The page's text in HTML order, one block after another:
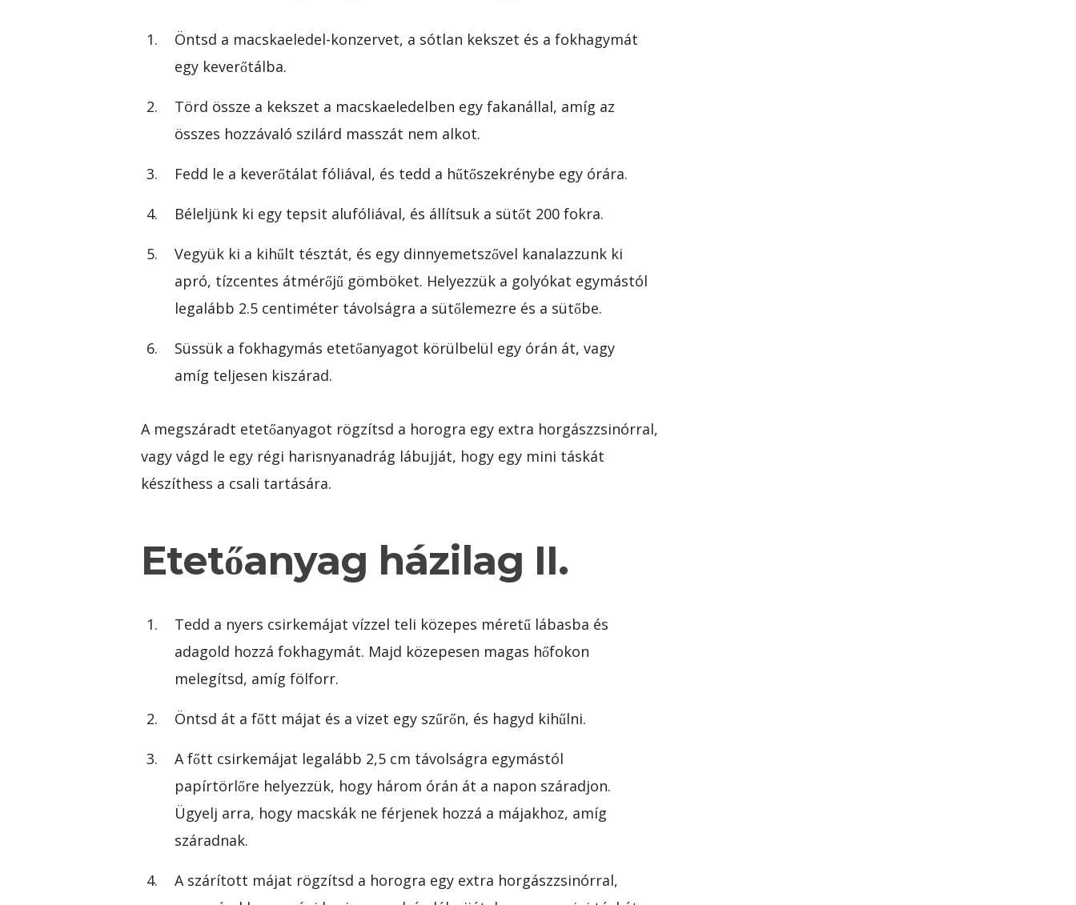
Öntsd a macskaeledel-konzervet, a sótlan kekszet és a fokhagymát
egy keverőtálba.
Törd össze a kekszet a macskaeledelben egy fakanállal, amíg az
összes hozzávaló szilárd masszát nem alkot.
Fedd le a keverőtálat fóliával, és tedd a hűtőszekrénybe egy órára.
Béleljünk ki egy tepsit alufóliával, és állítsuk a sütőt 200 fokra.
Vegyük ki a kihűlt tésztát, és egy dinnyemetszővel kanalazzunk ki
apró, tízcentes átmérőjű gömböket. Helyezzük a golyókat egymástól
legalább 2.5 centiméter távolságra a sütőlemezre és a sütőbe.
Süssük a fokhagymás etetőanyagot körülbelül egy órán át, vagy
amíg teljesen kiszárad.
A megszáradt etetőanyagot rögzítsd a horogra egy extra horgászzsinórral,
vagy vágd le egy régi harisnyanadrág lábujját, hogy egy mini táskát
készíthess a csali tartására.
Etetőanyag házilag II.
Tedd a nyers csirkemájat vízzel teli közepes méretű lábasba és
adagold hozzá fokhagymát. Majd közepesen magas hőfokon
melegítsd, amíg fölforr.
Öntsd át a főtt májat és a vizet egy szűrőn, és hagyd kihűlni.
A főtt csirkemájat legalább 2,5 cm távolságra egymástól
papírtörlőre helyezzük, hogy három órán át a napon száradjon.
Ügyelj arra, hogy macskák ne férjenek hozzá a májakhoz, amíg
száradnak.
A szárított májat rögzítsd a horogra egy extra horgászzsinórral,